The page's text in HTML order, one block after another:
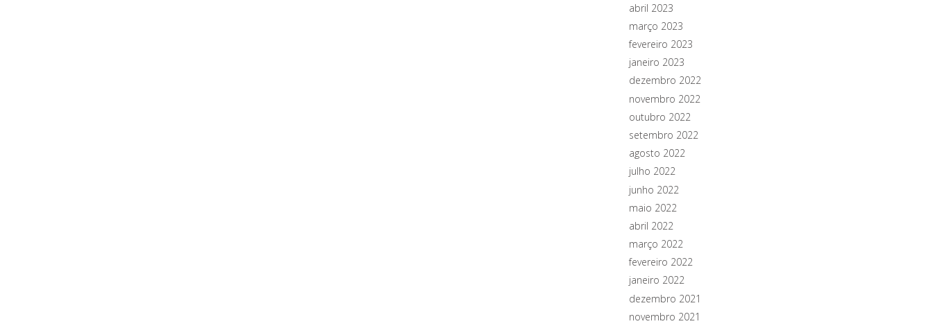
abril 2023
março 2023
fevereiro 2023
janeiro 2023
dezembro 2022
novembro 2022
outubro 2022
setembro 2022
agosto 2022
julho 2022
junho 2022
maio 2022
abril 2022
março 2022
fevereiro 2022
janeiro 2022
dezembro 2021
novembro 2021